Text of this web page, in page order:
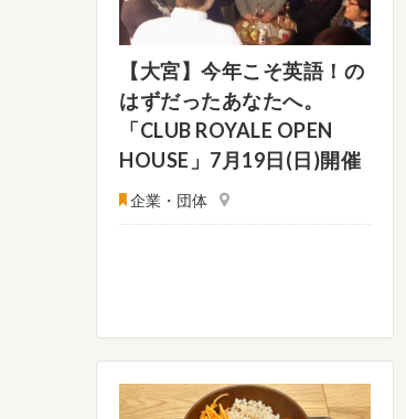
【大宮】今年こそ英語！の
はずだったあなたへ。
「CLUB ROYALE OPEN
HOUSE」7月19日(日)開催
企業・団体